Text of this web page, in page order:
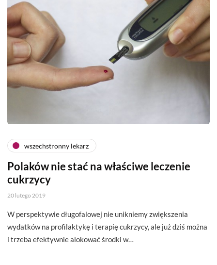
wszechstronny lekarz
Polaków nie stać na właściwe leczenie
cukrzycy
20 lutego 2019
W perspektywie długofalowej nie unikniemy zwiększenia
wydatków na profilaktykę i terapię cukrzycy, ale już dziś można
i trzeba efektywnie alokować środki w…